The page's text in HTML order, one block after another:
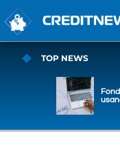
TOP NEWS